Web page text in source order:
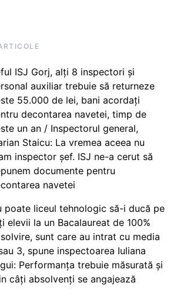
ISJ Gorj, alți 8 inspectori și
auxiliar trebuie să returneze
55.000 de lei, bani acordați
decontarea navetei, timp de
un an / Inspectorul general,
Staicu: La vremea aceea nu
inspector șef. ISJ ne-a cerut să
documente pentru
navetei
poate liceul tehnologic să-i ducă pe
elevii la un Bacalaureat de 100%
sunt care au intrat cu media
3, spune inspectoarea Iuliana
Performanța trebuie măsurată și
câți absolvenți se angajează